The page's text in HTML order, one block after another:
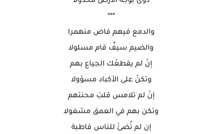
***
والدمع فيهم فاض منهمرا
والضيم سيفٌ قام مسلولا
إنْ لم يقطعْك الجياع بهم
وتكنْ على الأكباد مسؤولا
إنْ لم تلامس قلبَ محنتهم
وتكن بهم في العمق مشغولا
إن لم تُضئْ للناس قاطبة